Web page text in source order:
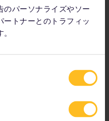
のパーソナライズやソー
ートナーとのトラフィッ
業：